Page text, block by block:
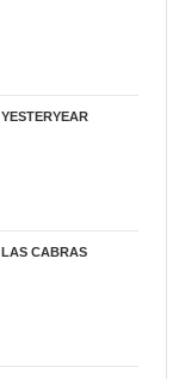
YESTERYEAR
LAS CABRAS